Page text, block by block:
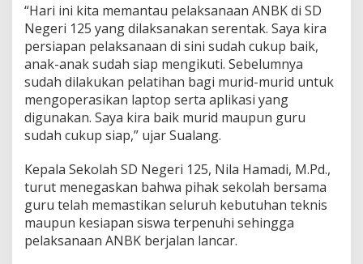
“Hari ini kita memantau pelaksanaan ANBK di SD
Negeri 125 yang dilaksanakan serentak. Saya kira
persiapan pelaksanaan di sini sudah cukup baik,
anak-anak sudah siap mengikuti. Sebelumnya
sudah dilakukan pelatihan bagi murid-murid untuk
mengoperasikan laptop serta aplikasi yang
digunakan. Saya kira baik murid maupun guru
sudah cukup siap,” ujar Sualang.
Kepala Sekolah SD Negeri 125, Nila Hamadi, M.Pd.,
turut menegaskan bahwa pihak sekolah bersama
guru telah memastikan seluruh kebutuhan teknis
maupun kesiapan siswa terpenuhi sehingga
pelaksanaan ANBK berjalan lancar.